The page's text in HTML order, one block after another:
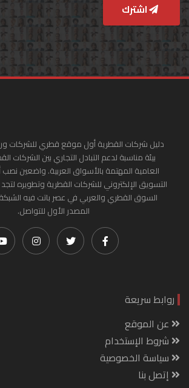
اشترك
دليل شركات القطرية أول موقع قطري للشركات
بيئة مناسبة لدعم التبادل التجاري بين الشركات
العامية المهتمة بالأسواق العربية. واضعين نصب
التسويق الإلكتروني للشركات القطرية وتطويره
السوق القطري والعربي في عصر باتت فيه
المصدر الأول للتواصل.
روابط سريعة
عن الموقع
شروط الإستخدام
سياسة الخصوصية
إتصل بنا